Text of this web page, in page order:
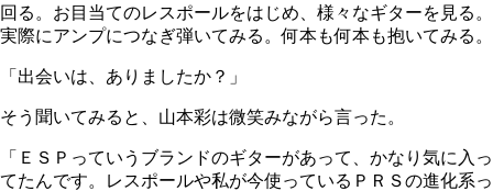
回る。お目当てのレスポールをはじめ、様々なギターを見る。
実際にアンプにつなぎ弾いてみる。何本も何本も抱いてみる。
「出会いは、ありましたか？」
そう聞いてみると、山本彩は微笑みながら言った。
「ＥＳＰっていうブランドのギターがあって、かなり気に入っ
てたんです。レスポールや私が今使っているＰＲＳの進化系っ